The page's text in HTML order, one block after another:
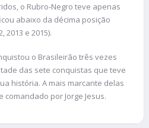
o Rubro-Negro teve apenas
abaixo da décima posição
2013 e 2015).
o Brasileirão três vezes
das sete conquistas que teve
história. A mais marcante delas
comandado por Jorge Jesus.